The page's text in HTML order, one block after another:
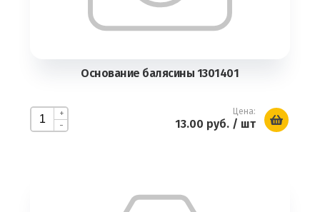
Основание балясины 1301401
+
-
Цена:
13.00 руб./ шт